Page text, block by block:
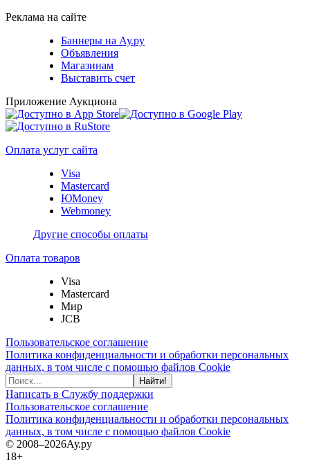
Реклама на сайте
Баннеры на Ау.ру
Объявления
Магазинам
Выставить счет
Приложение Аукциона
Оплата услуг сайта
Visa
Mastercard
ЮMoney
Webmoney
Другие способы оплаты
Оплата товаров
Visa
Mastercard
Мир
JCB
Пользовательское соглашение
Политика конфиденциальности и обработки персональных
данных, в том числе с помощью файлов Cookie
Найти!
Написать в Службу поддержки
Пользовательское соглашение
Политика конфиденциальности и обработки персональных
данных, в том числе с помощью файлов Cookie
© 2008–2026Ау.ру
18+